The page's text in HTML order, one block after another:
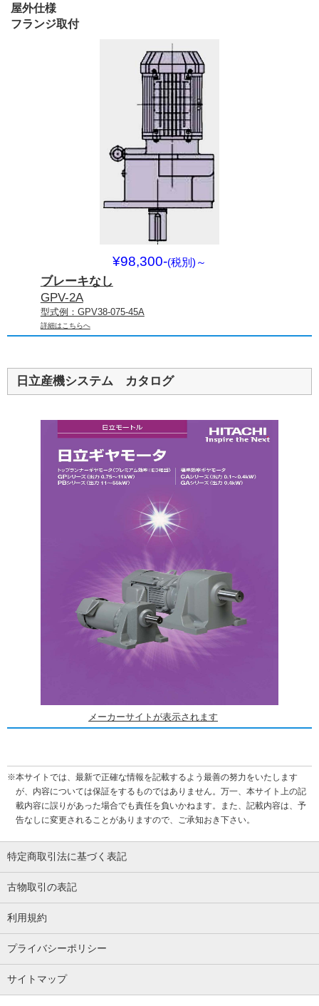
屋外仕様
フランジ取付
¥98,300-(税別) ～
ブレーキなし
GPV-2A
型式例：GPV38-075-45A
詳細はこちらへ
日立産機システム カタログ
メーカーサイトが表示されます
※本サイトでは、最新で正確な情報を記載するよう最善の努力をいたします
が、内容については保証をするものではありません。万一、本サイト上の記
載内容に誤りがあった場合でも責任を負いかねます。また、記載内容は、予
告なしに変更されることがありますので、ご承知おき下さい。
特定商取引法に基づく表記
古物取引の表記
利用規約
プライバシーポリシー
サイトマップ